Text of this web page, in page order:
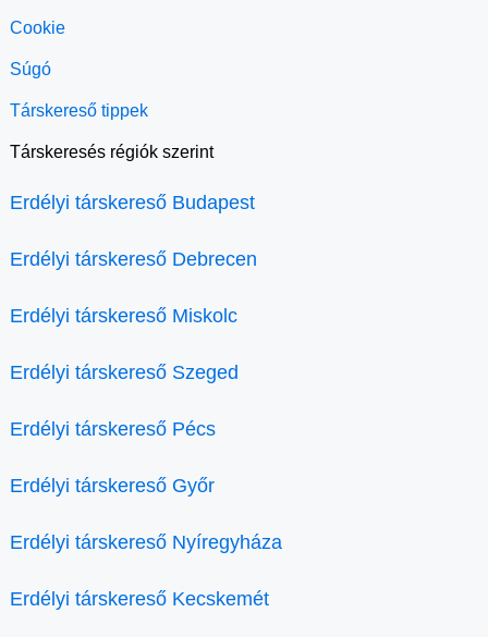
Cookie
Súgó
Társkereső tippek
Társkeresés régiók szerint
Erdélyi társkereső Budapest
Erdélyi társkereső Debrecen
Erdélyi társkereső Miskolc
Erdélyi társkereső Szeged
Erdélyi társkereső Pécs
Erdélyi társkereső Győr
Erdélyi társkereső Nyíregyháza
Erdélyi társkereső Kecskemét